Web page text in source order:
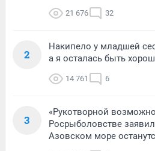
21 676 32
2
Накипело у младшей
а я осталась быть
14 761 6
3
«Рукотворной
Росрыболовстве
Азовском море